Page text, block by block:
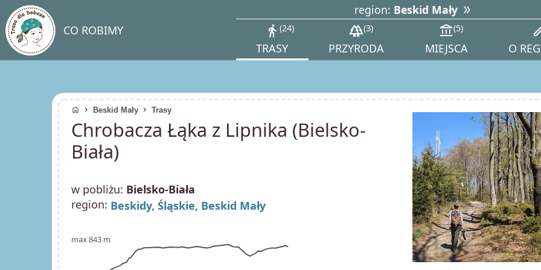
CO ROBIMY
region: Beskid Mały
directions_walk 24
TRASY
forest 3
PRZYRODA
account_balance 5
MIEJSCA O
home chevron_right Beskid Mały chevron_right Trasy
Chrobacza Łąka z Lipnika (Bielsko-
Biała)
w pobliżu: Bielsko-Biała
region: Beskidy, Śląskie, Beskid Mały
max 843 m